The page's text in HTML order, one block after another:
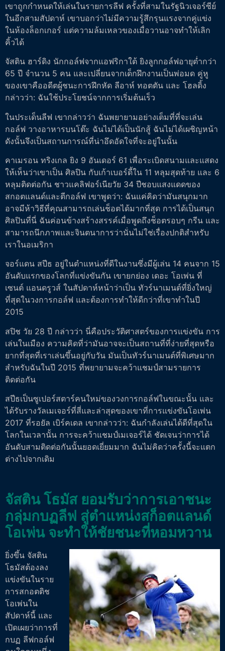
เขาถูกกำหนดให้เล่นในรายการลีฟ ครั้งที่สามในรัฐนิวเจอร์ซีย์
ในอีกสามสัปดาห์ เขาบอกว่าไม่มีความรู้สึกรุนแรงจากคู่แข่ง
ในห้องล็อกเกอร์ แต่ความล้มเหลวของเมื่อวานอาจทำให้เลิก
คิ้วได้
จัสติน ฮาร์ดิง นักกอล์ฟจากแอฟริกาใต้ ยิงลูกกอล์ฟอายุต่ำกว่า
65 ปี จำนวน 5 คน และเปลี่ยนจากเด็กฝึกงานเป็นพ่อมด คู่หู
ของเขาคืออดีตผู้ชนะการฝึกหัด ลีอาห์ ทอตตัน และ โฮลดิ้ง
กล่าวว่า: ฉันใช้ประโยชน์จากการเริ่มต้นเร็ว
ในประเด็นลีฟ เขากล่าวว่า ฉันพยายามอย่างเต็มที่ที่จะเล่น
กอล์ฟ วางอาหารบนโต๊ะ ฉันไม่ได้เป็นนักสู้ ฉันไม่ได้เผชิญหน้า
ดังนั้นจึงเป็นสถานการณ์ที่น่าอึดอัดใจที่จะอยู่ในนั้น
คาเมรอน ทริงเกล ยิง 9 อันเดอร์ 61 เพื่อระเบิดสนามและแสดง
ให้เห็นว่าเขาเป็น ศิลปิน กับเก้าเบอร์ดี้ใน 11 หลุมสุดท้าย และ 6
หลุมติดต่อกัน ชาวแคลิฟอร์เนียวัย 34 ปีชอบแสงแดดของ
สกอตแลนด์และตีกอล์ฟ เขาพูดว่า: ฉันแค่คิดว่ามันสนุกมาก
อาจมีห้าวิธีที่คุณสามารถเล่นช็อตได้มากที่สุด การได้เป็นสนุก
ศิลปินที่นี่ ฉันค่อนข้างสร้างสรรค์เมื่อพูดถึงช็อตรอบๆ กรีน และ
สามารถนึกภาพและจินตนาการว่านั่นไม่ใช่เรื่องปกติสำหรับ
เราในอเมริกา
จอร์แดน สปีธ อยู่ในตำแหน่งที่ดีในงานซึ่งมีผู้เล่น 14 คนจาก 15
อันดับแรกของโลกที่แข่งขันกัน เขายกย่อง เดอะ โอเพ่น ที่
เซนต์ แอนดรูวส์ ในสัปดาห์หน้าว่าเป็น ทัวร์นาเมนต์ที่ยิ่งใหญ่
ที่สุดในวงการกอล์ฟ และต้องการทำให้ดีกว่าที่เขาทำในปี
2015
สปิช วัย 28 ปี กล่าวว่า นี่คือประวัติศาสตร์ของการแข่งขัน การ
เล่นในเมือง ความคิดที่ว่ามันอาจจะเป็นสถานที่ที่ง่ายที่สุดหรือ
ยากที่สุดที่เราเล่นขึ้นอยู่กับวัน มันเป็นทัวร์นาเมนต์ที่พิเศษมาก
สำหรับฉันในปี 2015 ที่พยายามจะคว้าแชมป์สามรายการ
ติดต่อกัน
สปีธเป็นซูเปอร์สตาร์คนใหม่ของวงการกอล์ฟในขณะนั้น และ
ได้รับรางวัลเมเจอร์ที่สี่และล่าสุดของเขาที่การแข่งขันโอเพ่น
2017 ที่รอยัล เบิร์คเดล เขากล่าวว่า: ฉันกำลังเล่นได้ดีที่สุดใน
โลกในเวลานั้น การจะคว้าแชมป์เมเจอร์ได้ ชัดเจนว่าการได้
อันดับสามติดต่อกันนั้นยอดเยี่ยมมาก ฉันไม่คิดว่าครั้งนี้จะแตก
ต่างไปจากเดิม
จัสติน โธมัส ยอมรับว่าการเอาชนะ
กลุ่มกบฏลีฟ สู่ตำแหน่งสก็อตแลนด์
โอเพ่น จะทำให้ชัยชนะที่หอมหวาน
ยิ่งขึ้น จัสติน
โธมัสต้องลง
แข่งขันในราย
การสกอตติช
โอเพ่นใน
สัปดาห์นี้ และ
เปิดเผยว่าการที่
กบฏ ลีฟกอล์ฟ